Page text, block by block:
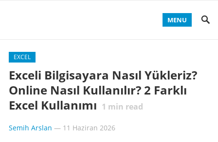
MENU
EXCEL
Exceli Bilgisayara Nasıl Yükleriz?
Online Nasıl Kullanılır? 2 Farklı
Excel Kullanımı 1 min read
Semih Arslan — 11 Haziran 2026